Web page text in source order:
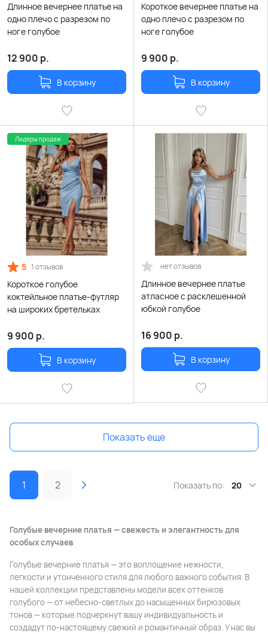
Длинное вечернее платье на
одно плечо с разрезом по
ноге голубое
12 900 р.
В корзину
Короткое вечернее платье на
одно плечо с разрезом по
ноге голубое
9 900 р.
В корзину
Лидеры продаж
5 1 отзывов
Короткое голубое
коктейльное платье-футляр
на широких бретельках
9 900 р.
В корзину
нет отзывов
Длинное вечернее платье
атласное с расклешенной
юбкой голубое
16 900 р.
В корзину
Показать еще
1 2 Показать по: 20
Голубые вечерние платья — свежесть и элегантность для
особых случаев
Голубые вечерние платья — это воплощение нежности,
легкости и утонченного стиля для любого важного события. В
нашей коллекции представлены модели всех оттенков
голубого — от небесно-светлых до насыщенных бирюзовых
тонов — которые подчеркнут вашу индивидуальность и
создадут по-настоящему свежий и романтичный образ. У нас вы